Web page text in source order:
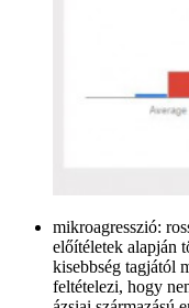
mikroagresszió:
előítéletek alapján
kisebbség tagjától
feltételezi, hogy